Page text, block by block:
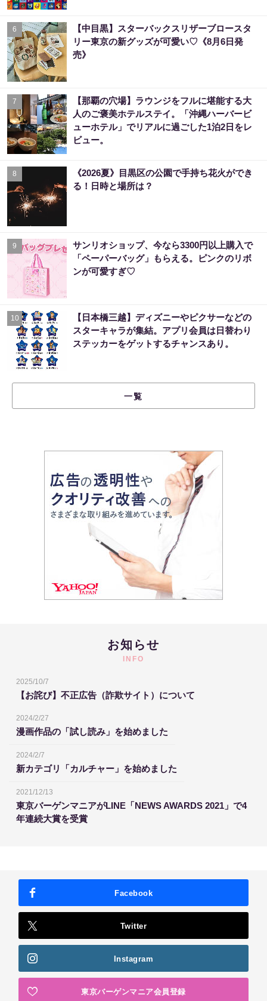
6
【中目黒】スターバックスリザーブロースタ
リー東京の新グッズが可愛い♡《8月6日発
売》
7
【那覇の穴場】ラウンジをフルに堪能する大
人のご褒美ホテルステイ。「沖縄ハーバービ
ューホテル」でリアルに過ごした1泊2日をレ
ビュー。
8
《2026夏》目黒区の公園で手持ち花火ができ
る！日時と場所は？
9
サンリオショップ、今なら3300円以上購入で
「ペーパーバッグ」もらえる。ピンクのリボ
ンが可愛すぎ♡
10
【日本橋三越】ディズニーやピクサーなどの
スターキャラが集結。アプリ会員は日替わり
ステッカーをゲットするチャンスあり。
一覧
お知らせ
INFO
2025/10/7
【お詫び】不正広告（詐欺サイト）について
2024/2/27
漫画作品の「試し読み」を始めました
2024/2/7
新カテゴリ「カルチャー」を始めました
2021/12/13
東京バーゲンマニアがLINE「NEWS AWARDS 2021」で4
年連続大賞を受賞
Facebook
Twitter
Instagram
東京バーゲンマニア会員登録